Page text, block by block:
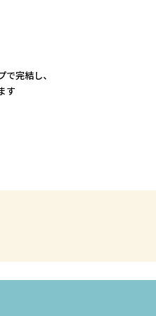
完結し、
す